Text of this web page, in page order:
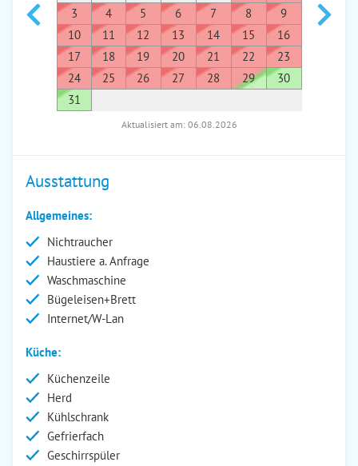
3
4 5 6 7 8
9
10
11 12 13 14 15
16
17
18 19 20 21 22
23
24
25 26 27 28 29
30
31
7
Aktualisiert am: 06.08.2026
Ausstattung
Allgemeines:
Nichtraucher
Haustiere a. Anfrage
Waschmaschine
Bügeleisen+Brett
Internet/W-Lan
Küche:
Küchenzeile
Herd
Kühlschrank
Gefrierfach
Geschirrspüler